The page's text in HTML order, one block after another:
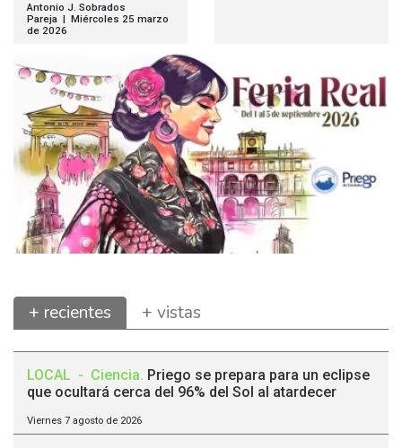
Antonio J. Sobrados
Pareja | Miércoles 25 marzo
de 2026
+ recientes + vistas
LOCAL - Ciencia. Priego se prepara para un eclipse
que ocultará cerca del 96% del Sol al atardecer
Viernes 7 agosto de 2026